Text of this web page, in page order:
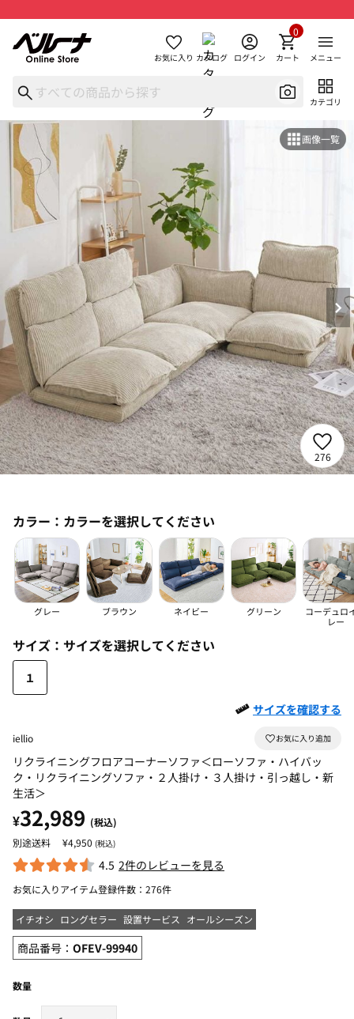
お気に入り カタログ ログイン カート
0
メニュー
カテゴリ
画像一覧
276
カラー： カラーを選択してください
グレー ブラウン ネイビー グリーン
コーデュロ
レー
サイズ： サイズを選択してください
１
サイズを確認する
iellio
リクライニングフロアコーナーソファ＜ローソファ・ハイバッ
ク・リクライニングソファ・２人掛け・３人掛け・引っ越し・新
生活＞
¥32,989 (税込)
¥4,950 (税込)
4.5 2件のレビューを見る
お気に入りアイテム登録件数： 276件
イチオシ ロングセラー 設置サービス オールシーズン
商品番号： OFEV-99940
数量